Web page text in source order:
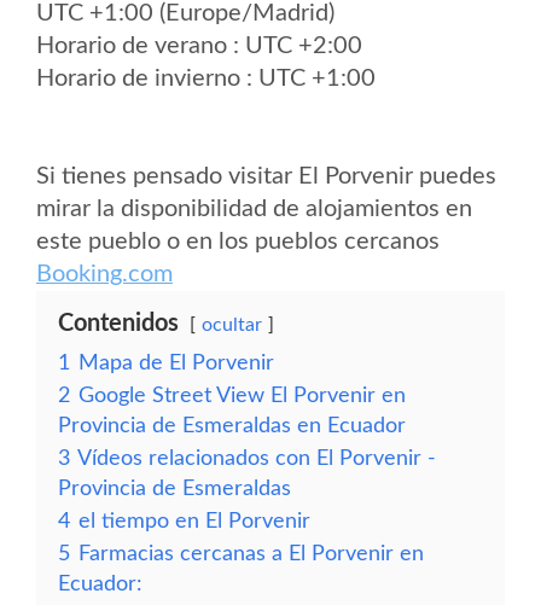
UTC +1:00 (Europe/Madrid)
Horario de verano : UTC +2:00
Horario de invierno : UTC +1:00
Si tienes pensado visitar El Porvenir puedes
mirar la disponibilidad de alojamientos en
este pueblo o en los pueblos cercanos
Booking.com
Contenidos ocultar
1
Mapa de El Porvenir
2 Google Street View El Porvenir en
Provincia de Esmeraldas en Ecuador
3 Vídeos relacionados con El Porvenir -
Provincia de Esmeraldas
4 el tiempo en El Porvenir
5 Farmacias cercanas a El Porvenir en
Ecuador: